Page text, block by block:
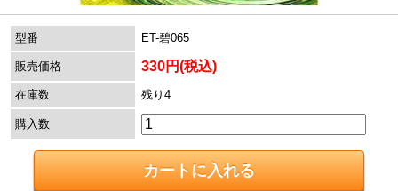
型番 ET-碧065
販売価格 330円(税込)
在庫数 残り4
購入数